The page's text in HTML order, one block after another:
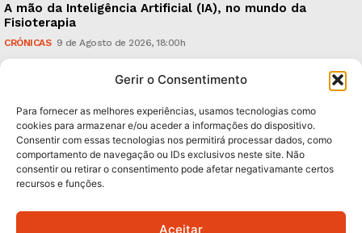
Gerir o Consentimento
Para fornecer as melhores experiências, usamos tecnologias como
cookies para armazenar e/ou aceder a informações do dispositivo.
Consentir com essas tecnologias nos permitirá processar dados, como
comportamento de navegação ou IDs exclusivos neste site. Não
consentir ou retirar o consentimento pode afetar negativamante certos
recursos e funções.
Aceitar
A mão da Inteligência Artificial (IA), no mundo da
Fisioterapia
CRÓNICAS 9 de Agosto de 2026, 18:00h
18.926 espectadores
Subscreva Newsletter: